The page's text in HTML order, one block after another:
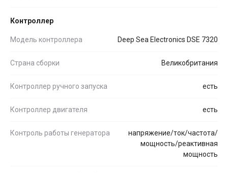
Контроллер
Модель контроллера Deep Sea Electronics DSE 7320
Страна сборки Великобритания
Контроллер ручного запуска есть
Контроллер двигателя есть
Контроль работы генератора
напряжение/ток/частота/
мощность/реактивная
мощность